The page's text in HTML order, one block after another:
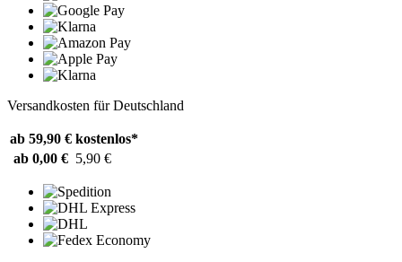
Versandkosten für Deutschland
ab 59,90 € kostenlos*
ab 0,00 € 5,90 €